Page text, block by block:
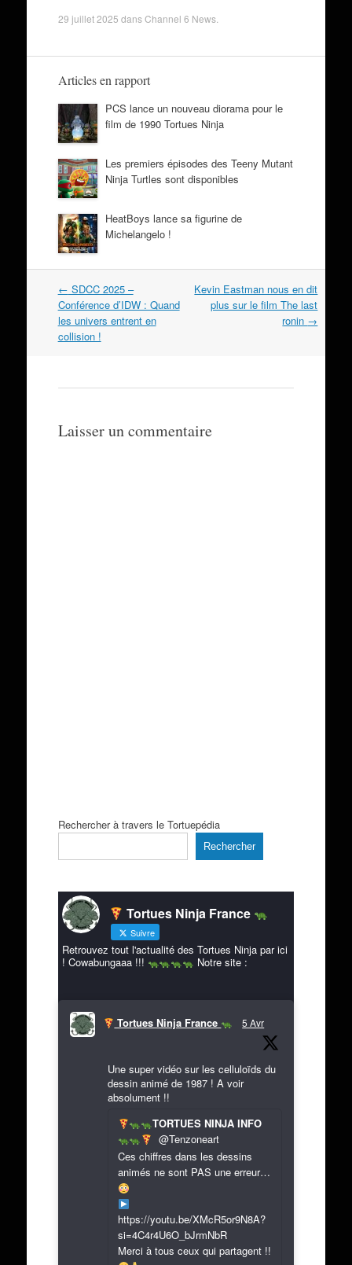
29 juillet 2025 dansChannel 6 News.
Articles en rapport
PCS lance un nouveau diorama pour le
film de 1990 Tortues Ninja
Les premiers épisodes des Teeny Mutant
Ninja Turtles sont disponibles
HeatBoys lance sa figurine de
Michelangelo !
Navigation
dans
les
articles
← SDCC 2025 –
Conférence d’IDW : Quand
les univers entrent en
collision !
Kevin Eastman nous en dit
plus sur le film The last
ronin →
Laisser un commentaire
Rechercher à travers le Tortuepédia
Rechercher
Tortues Ninja France
Suivre
Retrouvez tout l'actualité des Tortues Ninja par ici
! Cowabungaaa !!!
Notre site :
Tortues Ninja France 5 Avr
Une super vidéo sur les celluloïds du
dessin animé de 1987 ! A voir
absolument !!
TORTUES NINJA INFO
@Tenzoneart
Ces chiffres dans les dessins
animés ne sont PAS une erreur…
https://youtu.be/XMcR5or9N8A?
si=4C4r4U6O_bJrmNbR
Merci à tous ceux qui partagent !!